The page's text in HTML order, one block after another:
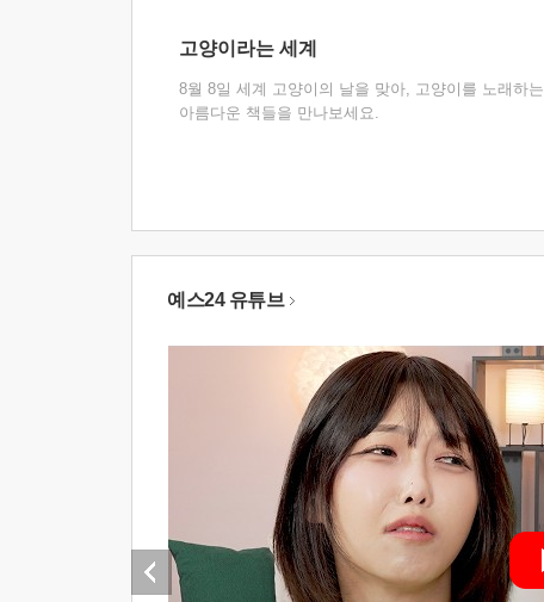
고양이라는 세계
8월 8일 세계 고양이의 날을 맞아, 고양이를 노래하는
아름다운 책들을 만나보세요.
예스24 유튜브